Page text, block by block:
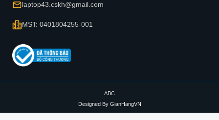
laptop43.cskh@gmail.com
MST: 0401804255-001
ABC
Designed By GianHangVN